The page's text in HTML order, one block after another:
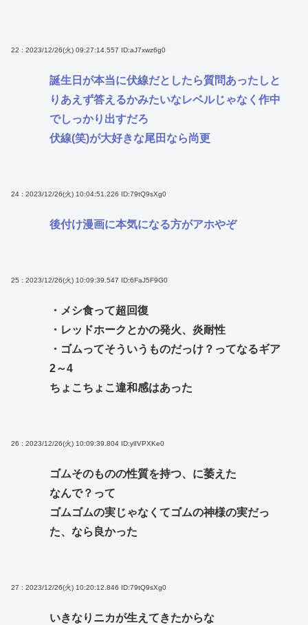
22 : 2023/12/26(火) 09:27:14.557 ID:aJ7xwz6g0
誕生日が本当に伏線だとしたら質問あったしと
りあえず答えるかみたいなレベルじゃなく作中
でしっかり出すだろ
伏線(笑)が大好きな尾田なら尚更
24 : 2023/12/26(火) 10:04:51.226 ID:79tQ9sXg0
後付け漫画に本気になる方がアホやぞ
25 : 2023/12/26(火) 10:09:39.547 ID:6FaJ5F9G0
・メシ食って超回復
・レッドホークとかの発火、炎耐性
・ゴムってそういうものだっけ？ってなるギア
2～4
ちょこちょこ違和感はあった
26 : 2023/12/26(火) 10:09:39.804 ID:ylIVPXKe0
ゴムそのものの性質を持つ、に萎えた
なんで？って
ゴムゴムの実じゃなくてゴムの神様の実だっ
た、なら良かった
27 : 2023/12/26(火) 10:20:12.846 ID:79tQ9sXg0
いきなりニカが生えてきたからな